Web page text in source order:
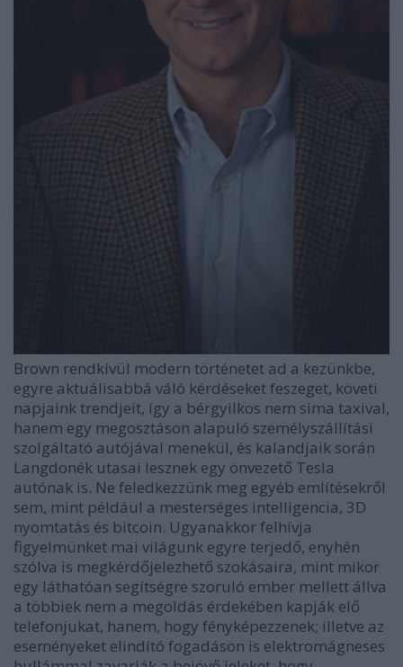
Brown rendkívül modern történetet ad a kezünkbe,
egyre aktuálisabbá váló kérdéseket feszeget, követi
napjaink trendjeit, így a bérgyilkos nem sima taxival,
hanem egy megosztáson alapuló személyszállítási
szolgáltató autójával menekül, és kalandjaik során
Langdonék utasai lesznek egy önvezető Tesla
autónak is. Ne feledkezzünk meg egyéb említésekről
sem, mint például a mesterséges intelligencia, 3D
nyomtatás és bitcoin. Ugyanakkor felhívja
figyelmünket mai világunk egyre terjedő, enyhén
szólva is megkérdőjelezhető szokásaira, mint mikor
egy láthatóan segítségre szoruló ember mellett állva
a többiek nem a megoldás érdekében kapják elő
telefonjukat, hanem, hogy fényképezzenek; illetve az
eseményeket elindító fogadáson is elektromágneses